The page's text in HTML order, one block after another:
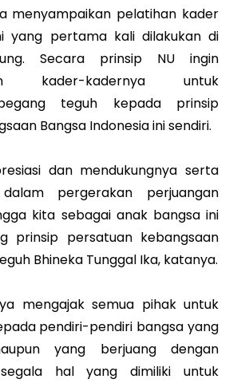
menyampaikan pelatihan kader
yang pertama kali dilakukan di
Secara prinsip NU ingin
kader-kadernya untuk
teguh kepada prinsip
Bangsa Indonesia ini sendiri.
dan mendukungnya serta
pergerakan perjuangan
kita sebagai anak bangsa ini
prinsip persatuan kebangsaan
Bhineka Tunggal Ika, katanya.
mengajak semua pihak untuk
pendiri-pendiri bangsa yang
yang berjuang dengan
hal yang dimiliki untuk